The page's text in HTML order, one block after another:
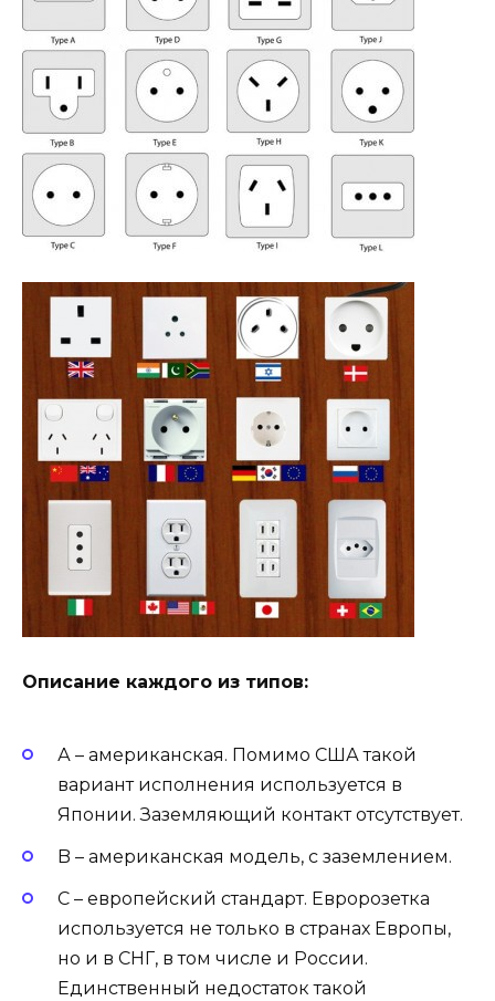
Описание каждого из типов:
А – американская. Помимо США такой
вариант исполнения используется в
Японии. Заземляющий контакт отсутствует.
B – американская модель, с заземлением.
С – европейский стандарт. Евророзетка
используется не только в странах Европы,
но и в СНГ, в том числе и России.
Единственный недостаток такой